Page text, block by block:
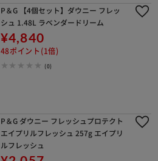
P＆G 【4個セット】ダウニー フレッ
シュ 1.48L ラベンダードリーム
¥4,840
48ポイント(1倍)
(0)
P＆G ダウニー フレッシュプロテクト
エイプリルフレッシュ 257g エイプリ
ルフレッシュ